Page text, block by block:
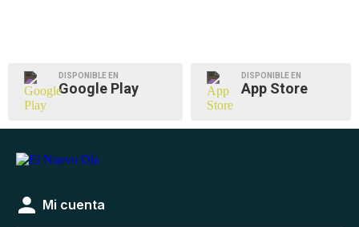
DISPONIBLE EN
Google Play
DISPONIBLE EN
App Store
Mi cuenta